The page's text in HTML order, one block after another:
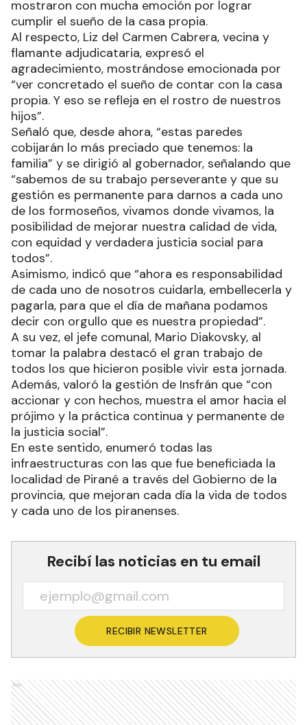
mostraron con mucha emoción por lograr
cumplir el sueño de la casa propia.
Al respecto, Liz del Carmen Cabrera, vecina y
flamante adjudicataria, expresó el
agradecimiento, mostrándose emocionada por
“ver concretado el sueño de contar con la casa
propia. Y eso se refleja en el rostro de nuestros
hijos”.
Señaló que, desde ahora, “estas paredes
cobijarán lo más preciado que tenemos: la
familia” y se dirigió al gobernador, señalando que
“sabemos de su trabajo perseverante y que su
gestión es permanente para darnos a cada uno
de los formoseños, vivamos donde vivamos, la
posibilidad de mejorar nuestra calidad de vida,
con equidad y verdadera justicia social para
todos”.
Asimismo, indicó que “ahora es responsabilidad
de cada uno de nosotros cuidarla, embellecerla y
pagarla, para que el día de mañana podamos
decir con orgullo que es nuestra propiedad”.
A su vez, el jefe comunal, Mario Diakovsky, al
tomar la palabra destacó el gran trabajo de
todos los que hicieron posible vivir esta jornada.
Además, valoró la gestión de Insfrán que “con
accionar y con hechos, muestra el amor hacia el
prójimo y la práctica continua y permanente de
la justicia social”.
En este sentido, enumeró todas las
infraestructuras con las que fue beneficiada la
localidad de Pirané a través del Gobierno de la
provincia, que mejoran cada día la vida de todos
y cada uno de los piranenses.
Recibí las noticias en tu email
RECIBIR NEWSLETTER
Ads